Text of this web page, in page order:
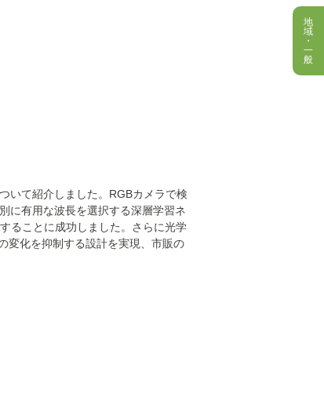
地
域
・
一
般
いて紹介しました。RGBカメラで検
に有用な波長を選択する深層学習ネ
ることに成功しました。さらに光学
変化を抑制する設計を実現、市販の